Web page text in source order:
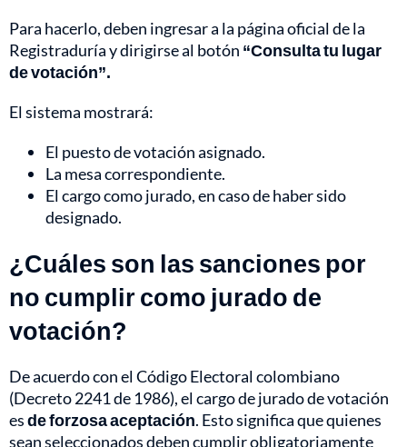
Para hacerlo, deben ingresar a la página oficial de la
Registraduría y dirigirse al botón “Consulta tu lugar
de votación”.
El sistema mostrará:
El puesto de votación asignado.
La mesa correspondiente.
El cargo como jurado, en caso de haber sido
designado.
¿Cuáles son las sanciones por
no cumplir como jurado de
votación?
De acuerdo con el Código Electoral colombiano
(Decreto 2241 de 1986), el cargo de jurado de votación
esde forzosa aceptación. Esto significa que quienes
sean seleccionados deben cumplir obligatoriamente